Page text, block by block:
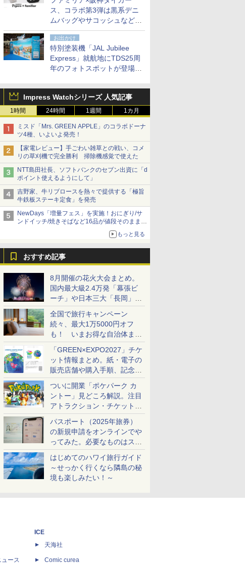
ス、コラボ第3弾は黒系デニ
ムバッグやサコッシュなど6
点。8月21日オンラインスト
アで発売
お出かけ
特別塗装機「JAL Jubilee
Express」就航地にTDS25周
年のフォトスポットが登場。
Impress Watchシリーズ 人気記事
1時間 24時間 1週間 1カ月
ミスド「Mrs. GREEN APPLE」のコラボドーナ
ツ4種、いよいよ発売！
【家電レビュー】手ごわい雑草との戦い、コメ
リの草刈機で完全勝利 掃除機感覚で使えた
NTT島田社長、ソフトバンクのセブン出資に「d
ポイント使えるようにして」
吉野家、牛リブロースを熱々で提供する「極旨
牛鉄板ステーキ定食」を発売
NewDays「増量フェス」を実施！おにぎり/サ
ンドイッチ/焼きそばなど16品が値段そのままで
もっと見る
おすすめ記事
8月開催の花火大会まとめ。
国内最大級2.4万発「幕張ビ
ーチ」や日本三大「長岡」な
ど大型イベント目白押し！
全国で旅行キャンペーン
続々、最大1万5000円オフ
も！ いまお得な自治体まと
め
「GREEN×EXPO2027」チケ
ット情報まとめ。紙・電子の
販売店舗や購入手順、記念チ
ケットも解説
ついに開業「ポケパーク カ
ントー」見どころ解説。注目
アトラクション・チケット手
配・来場前に必要な準備は？
パスポート（2025年旅券）
の新規申請をオンラインでや
ってみた。必要なものはスマ
ホとマイナカードのみ
はじめてのハワイ旅行ガイド
～せっかく行くなら隣島の秘
境も楽しみたい！～
ース
ICE
天海社
Comic curea